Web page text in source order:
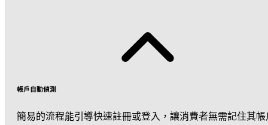
帳戶自動偵測
簡易的流程能引導快速註冊或登入，讓消費者無需記住其帳